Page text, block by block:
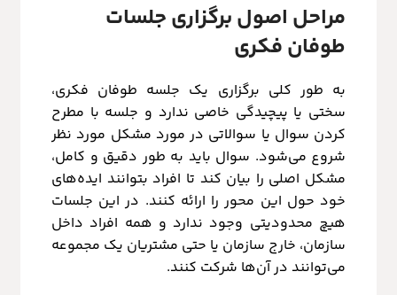
مراحل اصول برگزاری جلسات
طوفان فکری
به طور کلی برگزاری یک جلسه طوفان فکری،
سختی یا پیچیدگی خاصی ندارد و جلسه با مطرح
کردن سوال یا سوالاتی در مورد مشکل مورد نظر
شروع می‌شود. سوال باید به طور دقیق و کامل،
مشکل اصلی را بیان کند تا افراد بتوانند ایده‌های
خود حول این محور را ارائه کنند. در این جلسات
هیچ محدودیتی وجود ندارد و همه افراد داخل
سازمان، خارج سازمان یا حتی مشتریان یک مجموعه
می‌توانند در آن‌ها شرکت کنند.